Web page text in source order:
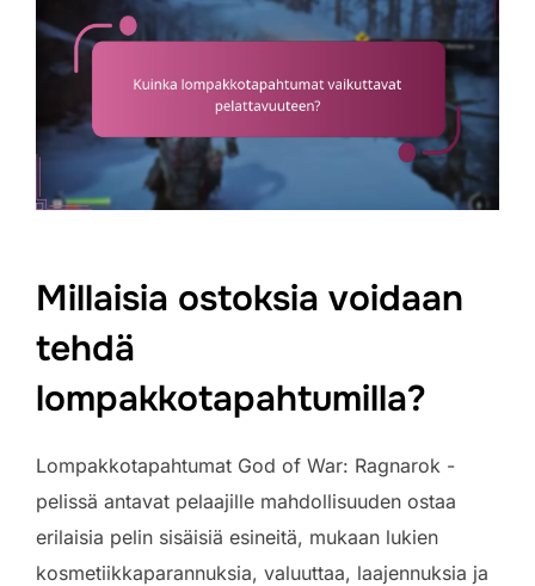
Millaisia ostoksia voidaan
tehdä
lompakkotapahtumilla?
Lompakkotapahtumat God of War: Ragnarok -
pelissä antavat pelaajille mahdollisuuden ostaa
erilaisia pelin sisäisiä esineitä, mukaan lukien
kosmetiikkaparannuksia, valuuttaa, laajennuksia ja